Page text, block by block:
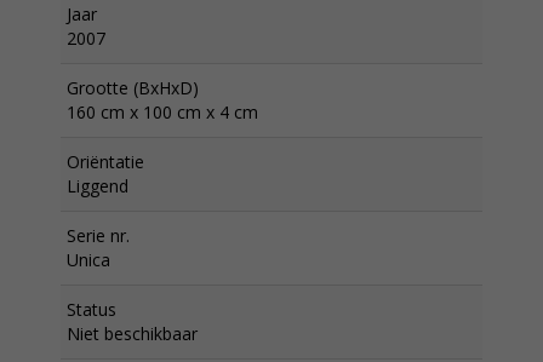
Jaar
2007
Grootte (BxHxD)
160 cm x 100 cm x 4 cm
Oriëntatie
Liggend
Serie nr.
Unica
Status
Niet beschikbaar